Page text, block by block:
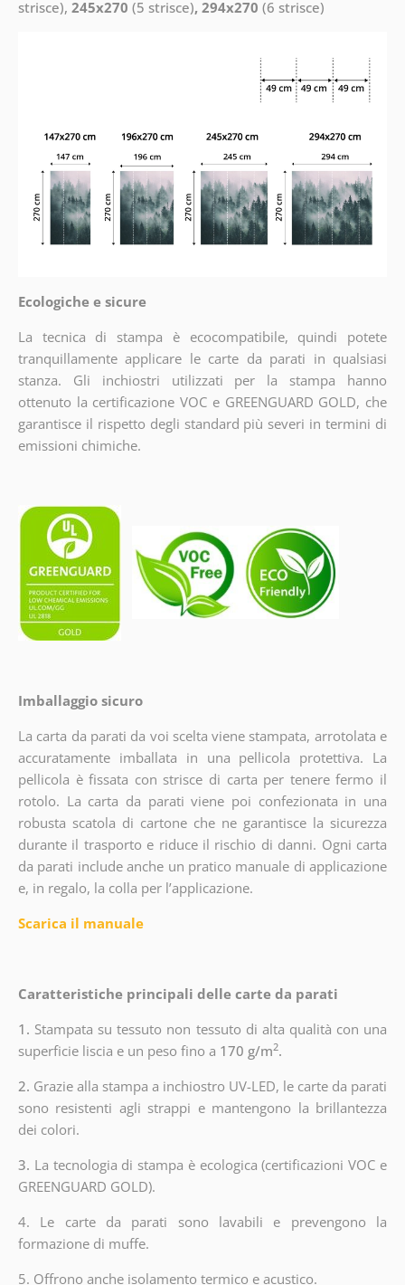
strisce), 245x270 (5 strisce), 294x270 (6 strisce)
Ecologiche e sicure
La tecnica di stampa è ecocompatibile, quindi potete
tranquillamente applicare le carte da parati in qualsiasi
stanza. Gli inchiostri utilizzati per la stampa hanno
ottenuto la certificazione VOC e GREENGUARD GOLD, che
garantisce il rispetto degli standard più severi in termini di
emissioni chimiche.
Imballaggio sicuro
La carta da parati da voi scelta viene stampata, arrotolata e
accuratamente imballata in una pellicola protettiva. La
pellicola è fissata con strisce di carta per tenere fermo il
rotolo. La carta da parati viene poi confezionata in una
robusta scatola di cartone che ne garantisce la sicurezza
durante il trasporto e riduce il rischio di danni. Ogni carta
da parati include anche un pratico manuale di applicazione
e, in regalo, la colla per l’applicazione.
Scarica il manuale
Caratteristiche principali delle carte da parati
1. Stampata su tessuto non tessuto di alta qualità con una
superficie liscia e un peso fino a 170 g/m2.
2. Grazie alla stampa a inchiostro UV-LED, le carte da parati
sono resistenti agli strappi e mantengono la brillantezza
dei colori.
3. La tecnologia di stampa è ecologica (certificazioni VOC e
GREENGUARD GOLD).
4. Le carte da parati sono lavabili e prevengono la
formazione di muffe.
5. Offrono anche isolamento termico e acustico.